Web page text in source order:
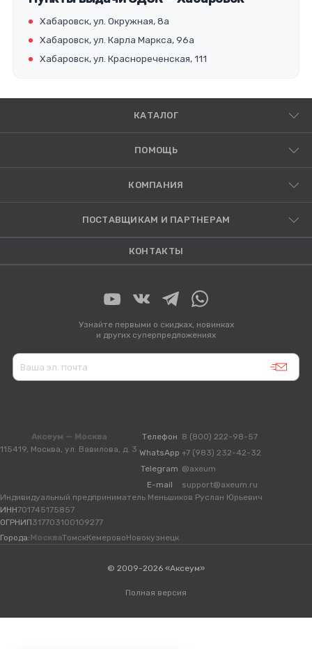
Хабаровск, ул. Окружная, 8а
Хабаровск, ул. Карла Маркса, 96а
Хабаровск, ул. Краснореченская, 111
КАТАЛОГ
ПОМОЩЬ
КОМПАНИЯ
ПОСТАВЩИКАМ И ПАРТНЕРАМ
КОНТАКТЫ
Узнайте первыми о скидках, новинках
и других суперпредложениях
Аксеум — Москва
115419, Москва, ул. Вавилова, д. 3
Телефон 8 (800) 222-98-57
WhatsApp +7 (983) 232-42-32
Telegram @axeum
E-mail
support@axeum.ru
Индивидуальный предприниматель Меньшиков Руслан Юрьевич
ИНН701745175857
ОГРНИП317703100109277
Города: МоскваТомскКемеровоНовокузнецк
© 2009-2026 «Аксеум»
Полная версия